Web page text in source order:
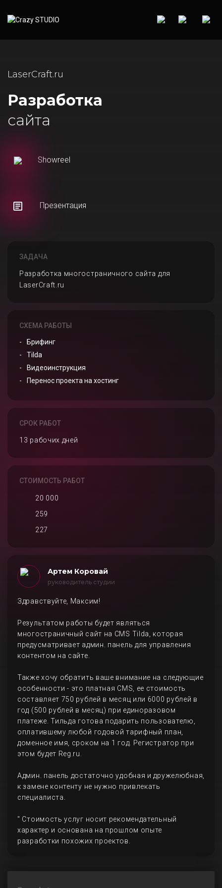
LaserCraft.ru
Разработка
сайта
Showreel
Презентация
ЗАДАЧА
Разработка многостраничного сайта для
LaserCraft.ru
СХЕМА РАБОТЫ
Брифинг
Tilda
Видеоинструкция
Перенос проекта на хостинг
СРОК РАБОТ
13 рабочих дней
СТОИМОСТЬ РАБОТ
20 000
259
227
Артем Коровай
руководитель студии
Здравствуйте, Максим!
Результатом работы будет являться
многостраничный сайт на CMS Tilda, которая
предусматривает админ. панель для управления
контентом на сайте.
Также хочу обратить ваше внимание на следующие
особенности - это платная CMS, ее стоимость
составляет 750 рублей в месяц или 6000 рублей в
год (500 рублей в месяц) при единоразовом
платеже. Тильда готова подарить пользователю,
оплатившему любой годовой тарифный план,
доменное имя, сроком на 1 год. Регистратор при
этом будет Reg.ru.
Админ. панель достаточно удобная и дружелюбная,
к замене контенту не нужно привлекать
специалиста.
" Стоимость услуг носит рекомендательный
характер и основана на прошлом опыте
разработки похожих проектов.